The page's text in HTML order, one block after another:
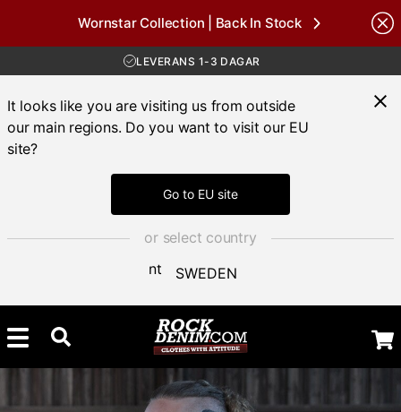
Wornstar Collection | Back In Stock
FRI FRAKT ÖVER 1000 KR
LEVERANS 1-3 DAGAR
FRI FRAKT ÖVER 1000 KR
It looks like you are visiting us from outside
our main regions. Do you want to visit our EU
site?
Go to EU site
or select country
SWEDEN